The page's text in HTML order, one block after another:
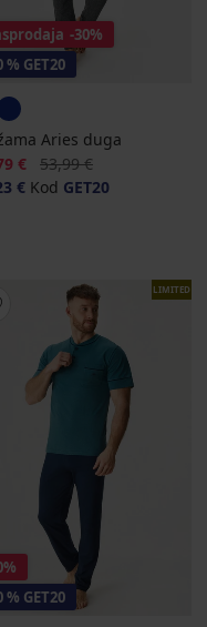
-30%
% GET20
Aries duga
€ Prvobitna cijena
53,99 €
€ Kod GET20
LIMITED
% GET20